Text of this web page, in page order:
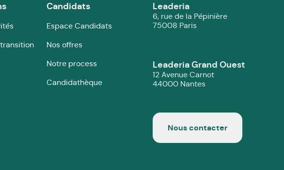
Candidats
Espace Candidats
Nos offres
Notre process
Candidathèque
Leaderia
6, rue de la Pépinière
75008 Paris
Leaderia Grand Ouest
12 Avenue Carnot
44000 Nantes
Nous contacter